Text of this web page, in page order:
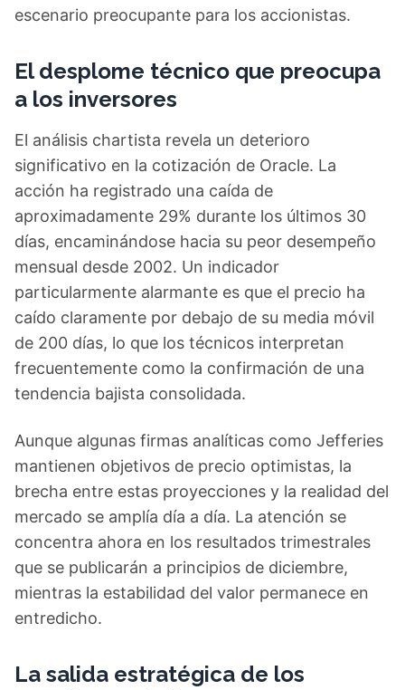
escenario preocupante para los accionistas.
El desplome técnico que preocupa
a los inversores
El análisis chartista revela un deterioro
significativo en la cotización de Oracle. La
acción ha registrado una caída de
aproximadamente 29% durante los últimos 30
días, encaminándose hacia su peor desempeño
mensual desde 2002. Un indicador
particularmente alarmante es que el precio ha
caído claramente por debajo de su media móvil
de 200 días, lo que los técnicos interpretan
frecuentemente como la confirmación de una
tendencia bajista consolidada.
Aunque algunas firmas analíticas como Jefferies
mantienen objetivos de precio optimistas, la
brecha entre estas proyecciones y la realidad del
mercado se amplía día a día. La atención se
concentra ahora en los resultados trimestrales
que se publicarán a principios de diciembre,
mientras la estabilidad del valor permanece en
entredicho.
La salida estratégica de los